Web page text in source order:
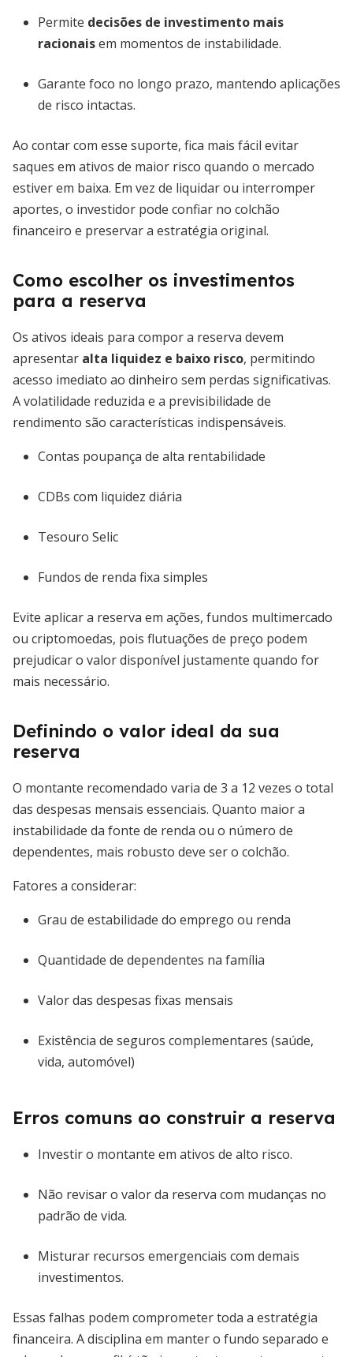
Permite decisões de investimento mais
racionaisem momentos de instabilidade.
Garante foco no longo prazo, mantendo aplicações
de risco intactas.
Ao contar com esse suporte, fica mais fácil evitar
saques em ativos de maior risco quando o mercado
estiver em baixa. Em vez de liquidar ou interromper
aportes, o investidor pode confiar no colchão
financeiro e preservar a estratégia original.
Como escolher os investimentos
para a reserva
Os ativos ideais para compor a reserva devem
apresentar alta liquidez e baixo risco, permitindo
acesso imediato ao dinheiro sem perdas significativas.
A volatilidade reduzida e a previsibilidade de
rendimento são características indispensáveis.
Contas poupança de alta rentabilidade
CDBs com liquidez diária
Tesouro Selic
Fundos de renda fixa simples
Evite aplicar a reserva em ações, fundos multimercado
ou criptomoedas, pois flutuações de preço podem
prejudicar o valor disponível justamente quando for
mais necessário.
Definindo o valor ideal da sua
reserva
O montante recomendado varia de 3 a 12 vezes o total
das despesas mensais essenciais. Quanto maior a
instabilidade da fonte de renda ou o número de
dependentes, mais robusto deve ser o colchão.
Fatores a considerar:
Grau de estabilidade do emprego ou renda
Quantidade de dependentes na família
Valor das despesas fixas mensais
Existência de seguros complementares (saúde,
vida, automóvel)
Erros comuns ao construir a reserva
Investir o montante em ativos de alto risco.
Não revisar o valor da reserva com mudanças no
padrão de vida.
Misturar recursos emergenciais com demais
investimentos.
Essas falhas podem comprometer toda a estratégia
financeira. A disciplina em manter o fundo separado e